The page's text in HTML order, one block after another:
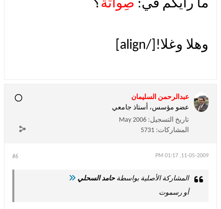
ما رأيكم في: صِواتة ؟َ
وهلا وغلا![/align]
عبدالرحمن السليمان
عضو مؤسس، أستاذ جامعي
تاريخ التسجيل: May 2006
المشاركات: 5731
#6 11-05-2009, 01:17 PM
المشاركة الأصلية بواسطةحامد السحلي
أو رسموت